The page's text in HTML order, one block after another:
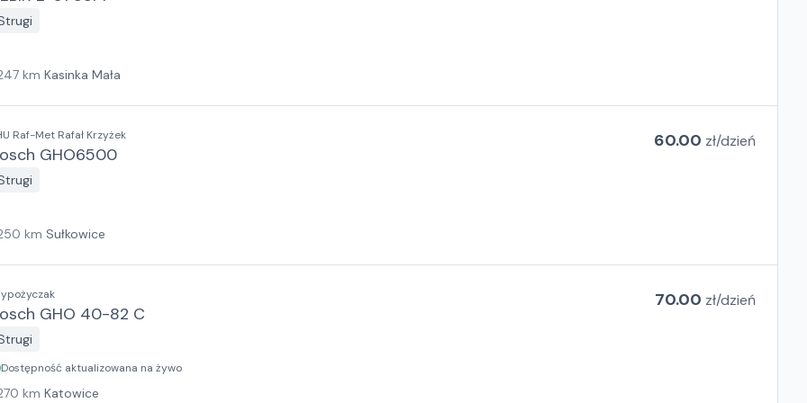
km Kasinka Mała
Raf-Met Rafał Krzyżek
GHO6500
60.00 zł/dzień
km Sułkowice
GHO 40-82 C
70.00 zł/dzień
Dostępność aktualizowana na żywo
km Katowice